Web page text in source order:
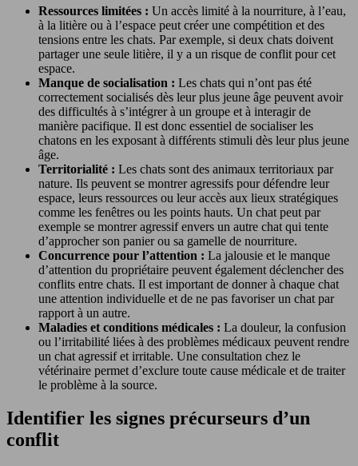
Ressources limitées : Un accès limité à la nourriture, à l’eau,
à la litière ou à l’espace peut créer une compétition et des
tensions entre les chats. Par exemple, si deux chats doivent
partager une seule litière, il y a un risque de conflit pour cet
espace.
Manque de socialisation : Les chats qui n’ont pas été
correctement socialisés dès leur plus jeune âge peuvent avoir
des difficultés à s’intégrer à un groupe et à interagir de
manière pacifique. Il est donc essentiel de socialiser les
chatons en les exposant à différents stimuli dès leur plus jeune
âge.
Territorialité : Les chats sont des animaux territoriaux par
nature. Ils peuvent se montrer agressifs pour défendre leur
espace, leurs ressources ou leur accès aux lieux stratégiques
comme les fenêtres ou les points hauts. Un chat peut par
exemple se montrer agressif envers un autre chat qui tente
d’approcher son panier ou sa gamelle de nourriture.
Concurrence pour l’attention : La jalousie et le manque
d’attention du propriétaire peuvent également déclencher des
conflits entre chats. Il est important de donner à chaque chat
une attention individuelle et de ne pas favoriser un chat par
rapport à un autre.
Maladies et conditions médicales : La douleur, la confusion
ou l’irritabilité liées à des problèmes médicaux peuvent rendre
un chat agressif et irritable. Une consultation chez le
vétérinaire permet d’exclure toute cause médicale et de traiter
le problème à la source.
Identifier les signes précurseurs d’un
conflit